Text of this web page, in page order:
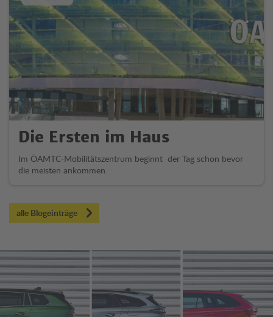
Die Ersten im Haus
Im ÖAMTC-Mobilitätszentrum beginnt der Tag schon bevor
die meisten ankommen.
alle Blogeinträge